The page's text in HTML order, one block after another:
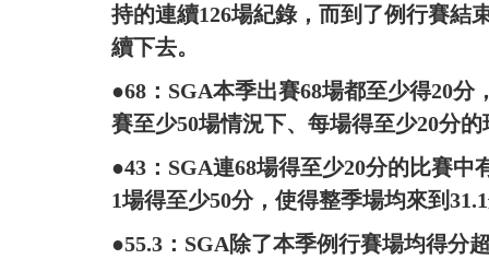
持的連續126場紀錄，而到了例行賽結
續下去。
●68：SGA本季出賽68場都至少得20分
賽至少50場情況下、每場得至少20分的
●43：SGA連68場得至少20分的比賽中
1場得至少50分，使得整季場均來到
●55.3：SGA除了本季例行賽場均得分